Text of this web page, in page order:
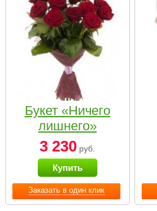
Заказать в один клик
Букет «Ничего
лишнего»
3 230 руб.
Купить